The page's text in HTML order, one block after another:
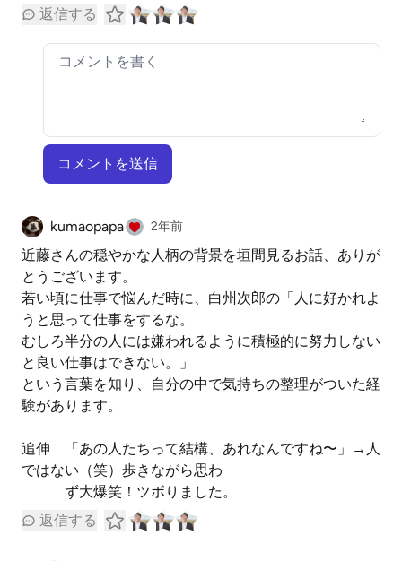
返信する
コメントを送信
kumaopapa 2年前
近藤さんの穏やかな人柄の背景を垣間見るお話、ありが
とうございます。
若い頃に仕事で悩んだ時に、白州次郎の「人に好かれよ
うと思って仕事をするな。
むしろ半分の人には嫌われるように積極的に努力しない
と良い仕事はできない。」
という言葉を知り、自分の中で気持ちの整理がついた経
験があります。
追伸 「あの人たちって結構、あれなんですね〜」→人
ではない（笑）歩きながら思わ
ず大爆笑！ツボりました。
返信する